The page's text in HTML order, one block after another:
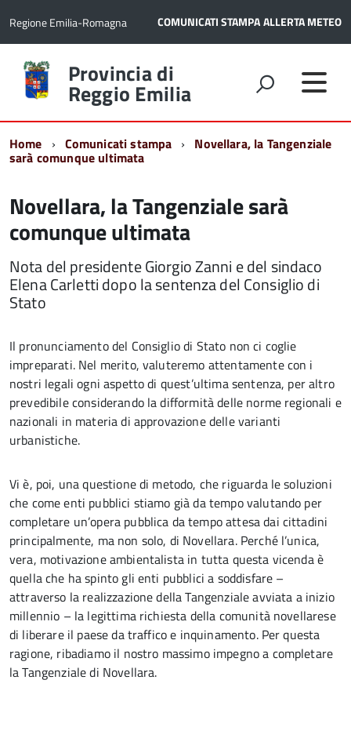
Regione Emilia-Romagna COMUNICATI STAMPAALLERTA METEO
Torna
alla
home
Provincia di
Reggio Emilia
Home Comunicati stampa Novellara, la Tangenziale
sarà comunque ultimata
Novellara, la Tangenziale sarà
comunque ultimata
Nota del presidente Giorgio Zanni e del sindaco
Elena Carletti dopo la sentenza del Consiglio di
Stato
Il pronunciamento del Consiglio di Stato non ci coglie
impreparati. Nel merito, valuteremo attentamente con i
nostri legali ogni aspetto di quest’ultima sentenza, per altro
prevedibile considerando la difformità delle norme regionali e
nazionali in materia di approvazione delle varianti
urbanistiche.
Vi è, poi, una questione di metodo, che riguarda le soluzioni
che come enti pubblici stiamo già da tempo valutando per
completare un’opera pubblica da tempo attesa dai cittadini
principalmente, ma non solo, di Novellara. Perché l’unica,
vera, motivazione ambientalista in tutta questa vicenda è
quella che ha spinto gli enti pubblici a soddisfare –
attraverso la realizzazione della Tangenziale avviata a inizio
millennio – la legittima richiesta della comunità novellarese
di liberare il paese da traffico e inquinamento. Per questa
ragione, ribadiamo il nostro massimo impegno a completare
la Tangenziale di Novellara.